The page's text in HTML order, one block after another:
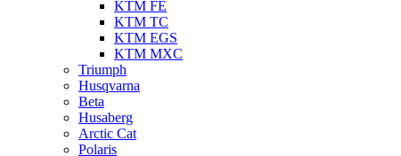
KTM FE
KTM TC
KTM EGS
KTM MXC
Triumph
Husqvarna
Beta
Husaberg
Arctic Cat
Polaris